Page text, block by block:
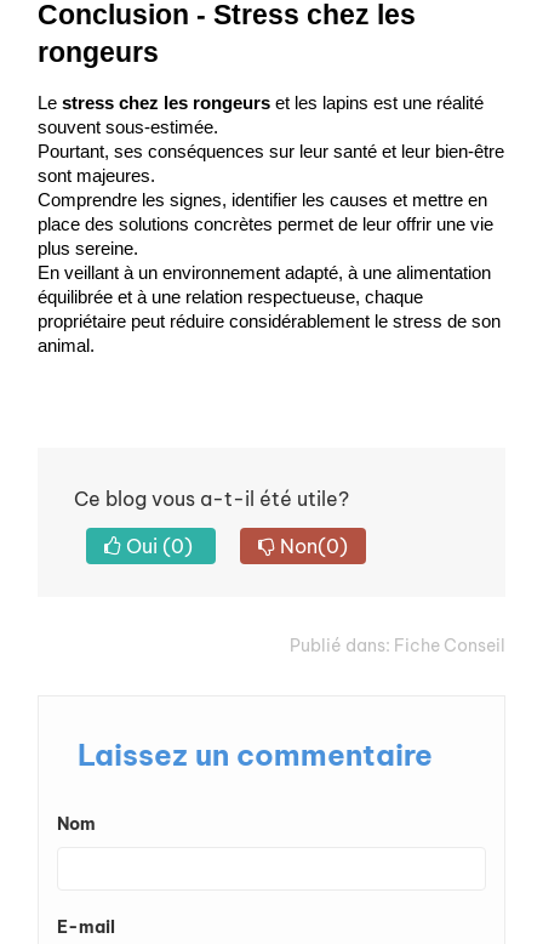
Conclusion - Stress chez les
rongeurs
Le stress chez les rongeurs et les lapins est une réalité
souvent sous-estimée.
Pourtant, ses conséquences sur leur santé et leur bien-être
sont majeures.
Comprendre les signes, identifier les causes et mettre en
place des solutions concrètes permet de leur offrir une vie
plus sereine.
En veillant à un environnement adapté, à une alimentation
équilibrée et à une relation respectueuse, chaque
propriétaire peut réduire considérablement le stress de son
animal.
Ce blog vous a-t-il été utile?
Oui (0) Non(0)
Publié dans: Fiche Conseil
Laissez un commentaire
Nom
E-mail